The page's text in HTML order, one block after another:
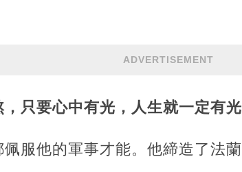
ADVERTISEMENT
只要心中有光，人生就一定有光
服他的軍事才能。他締造了法